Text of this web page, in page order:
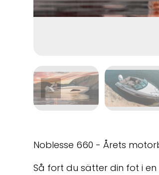
Noblesse 660 - Årets
Så fort du sätter din fot i